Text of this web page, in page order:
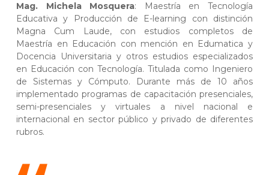
Mag. Michela Mosquera: Maestría en Tecnología
Educativa y Producción de E-learning con distinción
Magna Cum Laude, con estudios completos de
Maestría en Educación con mención en Edumatica y
Docencia Universitaria y otros estudios especializados
en Educación con Tecnología. Titulada como Ingeniero
de Sistemas y Cómputo. Durante más de 10 años
implementado programas de capacitación presenciales,
semi-presenciales y virtuales a nivel nacional e
internacional en sector público y privado de diferentes
rubros.